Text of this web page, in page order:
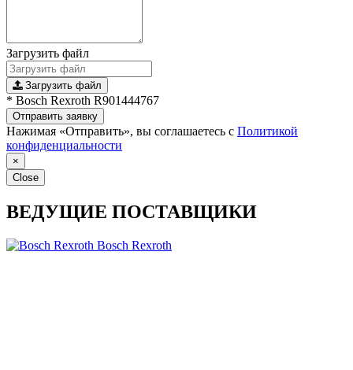
Загрузить файл
Загрузить файл
* Bosch Rexroth R901444767
Отправить заявку
Нажимая «Отправить», вы соглашаетесь с Политикой
конфиденциальности
×
Close
ВЕДУЩИЕ ПОСТАВЩИКИ
Bosch Rexroth